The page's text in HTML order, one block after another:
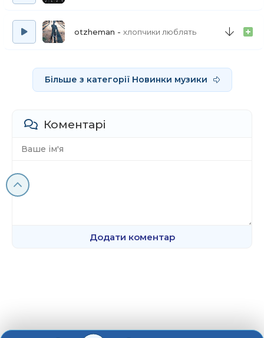
otzheman хлопчики люблять
Більше з категорії Новинки музики
Коментарі
Додати коментар